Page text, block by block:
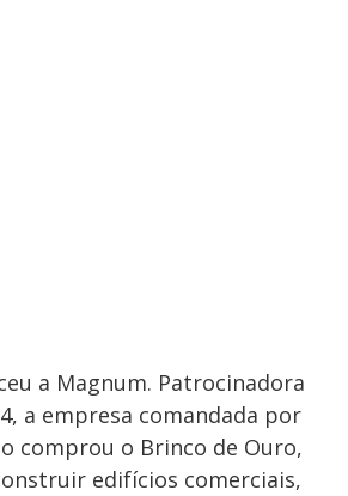
a Magnum. Patrocinadora
a empresa comandada por
comprou o Brinco de Ouro,
edifícios comerciais,